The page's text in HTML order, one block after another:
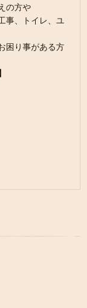
の方や
事、トイレ、ユ
困り事がある方